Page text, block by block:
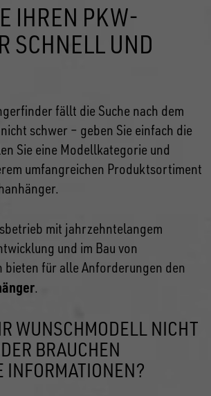
IHREN PKW-
SCHNELL UND
fällt die Suche nach dem
schwer – geben Sie einfach die
Sie eine Modellkategorie und
umfangreichen Produktsortiment
mit jahrzehntelangem
und im Bau von
für alle Anforderungen den
.
WUNSCHMODELL NICHT
BRAUCHEN
INFORMATIONEN?